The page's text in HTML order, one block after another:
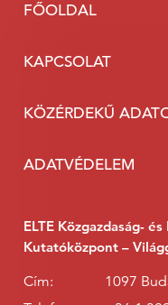
FŐOLDAL
KAPCSOLAT
KÖZÉRDEKŰ
ADATVÉDELEM
ELTE Közgazdaság-
Kutatóközpont –
Cím:
1097